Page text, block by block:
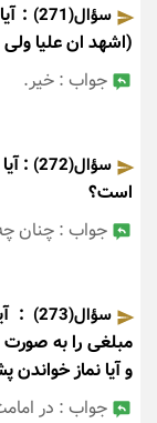
سؤال(271)
:
(اشهد ان علیا ولی
جواب : خیر.
سؤال(272)
:
است؟
جواب : چنان
سؤال(273)
:
مبلغی را به
و آیا نماز
جواب : در